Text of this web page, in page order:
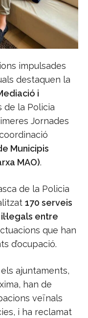
impulsades
destaquen la
i
de la Policia
Jornades
Municipis
MAO).
de la Policia
170 serveis
entre
que han
d’ocupació.
ajuntaments,
han de
veïnals
i ha reclamat